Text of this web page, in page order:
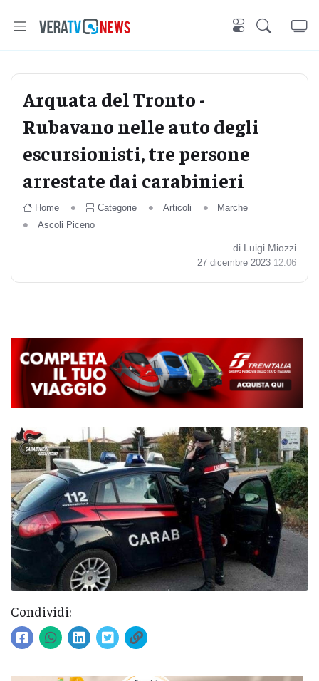
Arquata del Tronto -
Rubavano nelle auto degli
escursionisti, tre persone
arrestate dai carabinieri
Home Categorie Articoli
Marche
Ascoli Piceno
di Luigi Miozzi
27 dicembre 2023 12:06
Condividi: